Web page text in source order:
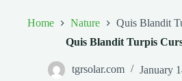
Home Nature
Quis Blandit
Quis Blandit Turpis
tgrsolar.com January